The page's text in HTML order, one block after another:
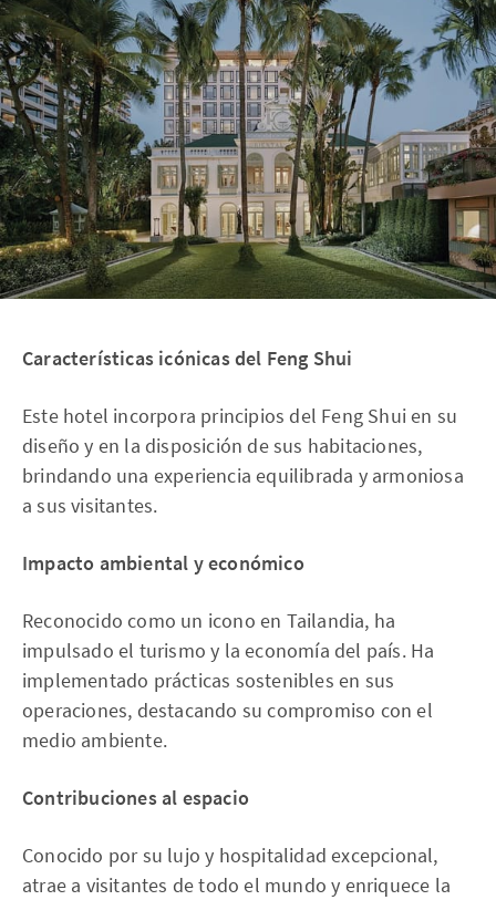
Características icónicas del Feng Shui
Este hotel incorpora principios del Feng Shui en su
diseño y en la disposición de sus habitaciones,
brindando una experiencia equilibrada y armoniosa
a sus visitantes.
Impacto ambiental y económico
Reconocido como un icono en Tailandia, ha
impulsado el turismo y la economía del país. Ha
implementado prácticas sostenibles en sus
operaciones, destacando su compromiso con el
medio ambiente.
Contribuciones al espacio
Conocido por su lujo y hospitalidad excepcional,
atrae a visitantes de todo el mundo y enriquece la